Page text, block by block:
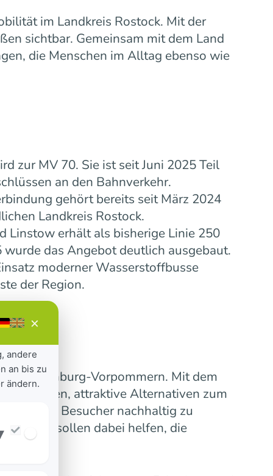
im Landkreis Rostock. Mit der
sichtbar. Gemeinsam mit dem Land
die Menschen im Alltag ebenso wie
zur MV 70. Sie ist seit Juni 2025 Teil
an den Bahnverkehr.
gehört bereits seit März 2024
Landkreis Rostock.
Linstow erhält als bisherige Linie 250
das Angebot deutlich ausgebaut.
moderner Wasserstoffbusse
der Region.
Mecklenburg-Vorpommern. Mit dem
verbinden, attraktive Alternativen zum
und Besucher nachhaltig zu
sollen dabei helfen, die
×
andere
an bis zu
ändern.